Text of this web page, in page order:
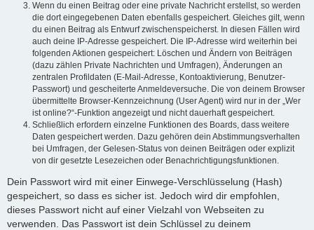
Wenn du einen Beitrag oder eine private Nachricht erstellst, so werden
die dort eingegebenen Daten ebenfalls gespeichert. Gleiches gilt, wenn
du einen Beitrag als Entwurf zwischenspeicherst. In diesen Fällen wird
auch deine IP-Adresse gespeichert. Die IP-Adresse wird weiterhin bei
folgenden Aktionen gespeichert: Löschen und Ändern von Beiträgen
(dazu zählen Private Nachrichten und Umfragen), Änderungen an
zentralen Profildaten (E-Mail-Adresse, Kontoaktivierung, Benutzer-
Passwort) und gescheiterte Anmeldeversuche. Die von deinem Browser
übermittelte Browser-Kennzeichnung (User Agent) wird nur in der „Wer
ist online?“-Funktion angezeigt und nicht dauerhaft gespeichert.
Schließlich erfordern einzelne Funktionen des Boards, dass weitere
Daten gespeichert werden. Dazu gehören dein Abstimmungsverhalten
bei Umfragen, der Gelesen-Status von deinen Beiträgen oder explizit
von dir gesetzte Lesezeichen oder Benachrichtigungsfunktionen.
Dein Passwort wird mit einer Einwege-Verschlüsselung (Hash)
gespeichert, so dass es sicher ist. Jedoch wird dir empfohlen,
dieses Passwort nicht auf einer Vielzahl von Webseiten zu
verwenden. Das Passwort ist dein Schlüssel zu deinem